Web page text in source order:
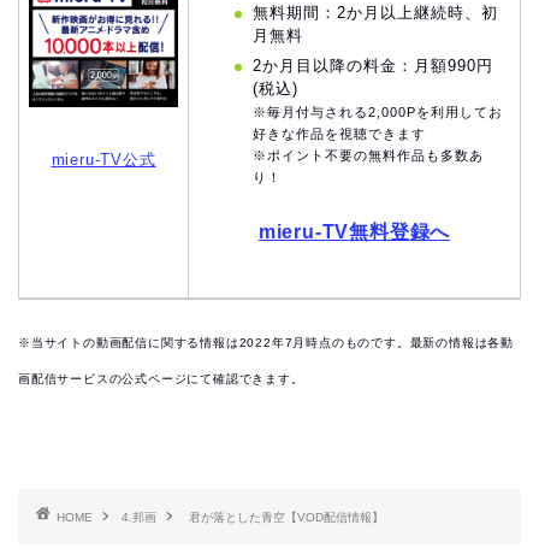
mieru-TV公式
無料期間：2か月以上継続時、初
月無料
2か月目以降の料金：月額990円
(税込)
※毎月付与される2,000Pを利用してお
好きな作品を視聴できます
※ポイント不要の無料作品も多数あ
り！
mieru-TV無料登録へ
※当サイトの動画配信に関する情報は2022年7月時点のものです。最新の情報は各動
画配信サービスの公式ページにて確認できます。
HOME 4.邦画 君が落とした青空【VOD配信情報】